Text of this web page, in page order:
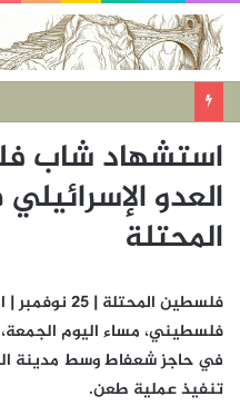
استشهاد شاب
العدو
المحتلة
فلسطين
فلسطيني، مساء اليوم
في حاجز شعفاط وسط مدينة
تنفيذ عملية طعن.